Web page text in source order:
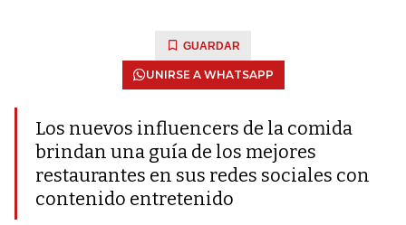
GUARDAR
UNIRSE A WHATSAPP
Los nuevos influencers de la comida
brindan una guía de los mejores
restaurantes en sus redes sociales con
contenido entretenido